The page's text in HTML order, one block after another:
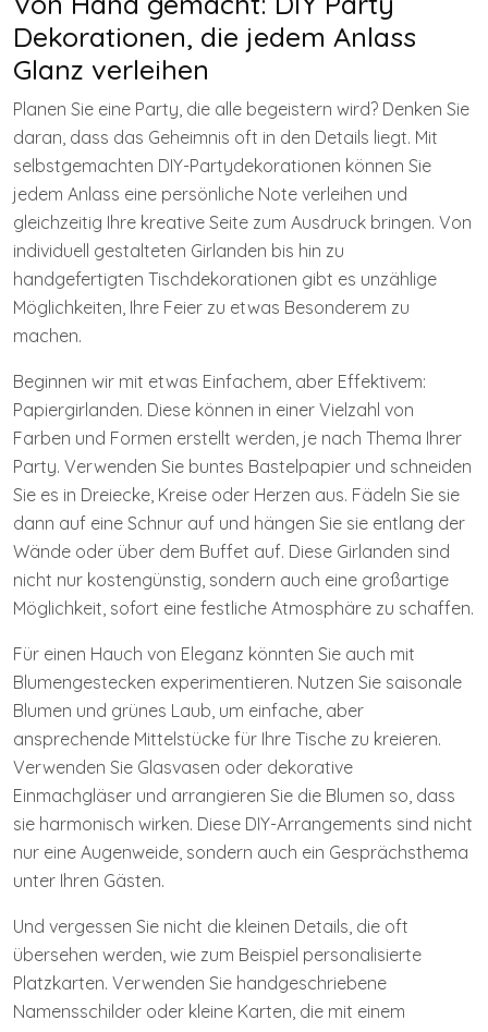
Dekorationen, die jedem Anlass
Glanz verleihen
Planen Sie eine Party, die alle begeistern wird? Denken Sie
daran, dass das Geheimnis oft in den Details liegt. Mit
selbstgemachten DIY-Partydekorationen können Sie
jedem Anlass eine persönliche Note verleihen und
gleichzeitig Ihre kreative Seite zum Ausdruck bringen. Von
individuell gestalteten Girlanden bis hin zu
handgefertigten Tischdekorationen gibt es unzählige
Möglichkeiten, Ihre Feier zu etwas Besonderem zu
machen.
Beginnen wir mit etwas Einfachem, aber Effektivem:
Papiergirlanden. Diese können in einer Vielzahl von
Farben und Formen erstellt werden, je nach Thema Ihrer
Party. Verwenden Sie buntes Bastelpapier und schneiden
Sie es in Dreiecke, Kreise oder Herzen aus. Fädeln Sie sie
dann auf eine Schnur auf und hängen Sie sie entlang der
Wände oder über dem Buffet auf. Diese Girlanden sind
nicht nur kostengünstig, sondern auch eine großartige
Möglichkeit, sofort eine festliche Atmosphäre zu schaffen.
Für einen Hauch von Eleganz könnten Sie auch mit
Blumengestecken experimentieren. Nutzen Sie saisonale
Blumen und grünes Laub, um einfache, aber
ansprechende Mittelstücke für Ihre Tische zu kreieren.
Verwenden Sie Glasvasen oder dekorative
Einmachgläser und arrangieren Sie die Blumen so, dass
sie harmonisch wirken. Diese DIY-Arrangements sind nicht
nur eine Augenweide, sondern auch ein Gesprächsthema
unter Ihren Gästen.
Und vergessen Sie nicht die kleinen Details, die oft
übersehen werden, wie zum Beispiel personalisierte
Platzkarten. Verwenden Sie handgeschriebene
Namensschilder oder kleine Karten, die mit einem